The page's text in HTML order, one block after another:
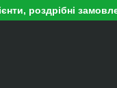
роздрібні